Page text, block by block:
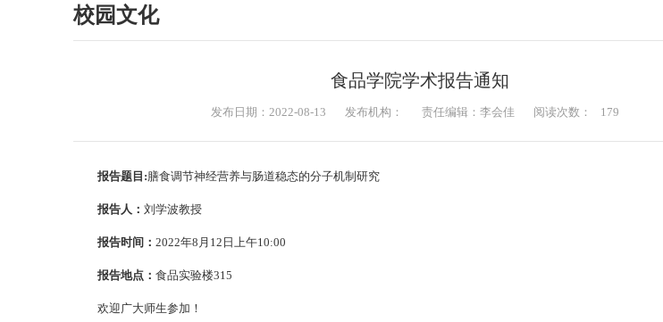
校园文化
食品学院学术报告通知
发布日期：2022-08-13 发布机构： 责任编辑：李会佳 阅读次数： 179
报告题目:膳食调节神经营养与肠道稳态的分子机制研究
报告 人：刘学波教授
报告时间：2022年8月12日上午10:00
报告地点：食品实验楼315
欢迎广大师生参加！